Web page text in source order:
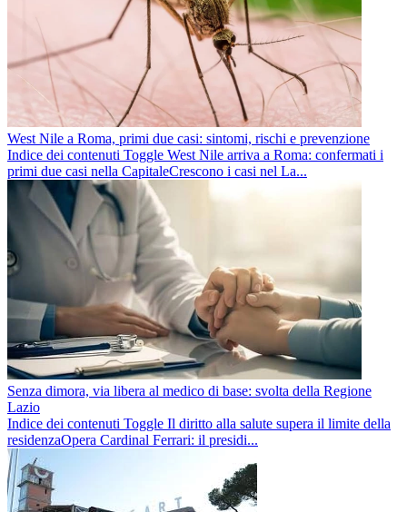
West Nile a Roma, primi due casi: sintomi, rischi e prevenzione
Indice dei contenuti Toggle West Nile arriva a Roma: confermati i
primi due casi nella CapitaleCrescono i casi nel La...
Senza dimora, via libera al medico di base: svolta della Regione
Lazio
Indice dei contenuti Toggle Il diritto alla salute supera il limite della
residenzaOpera Cardinal Ferrari: il presidi...